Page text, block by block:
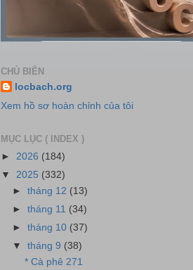
CHỦ BIÊN
locbach.org
Xem hồ sơ hoàn chỉnh của tôi
MỤC LỤC ( INDEX )
► 2026 (184)
▼ 2025 (332)
►tháng 12 (13)
►tháng 11 (34)
►tháng 10 (37)
▼tháng 9 (38)
* Cà phê 271